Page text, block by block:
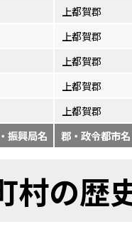
上都賀郡
上都賀郡
上都賀郡
上都賀郡
上都賀郡
振興局名 郡・政令都市名
村の歴